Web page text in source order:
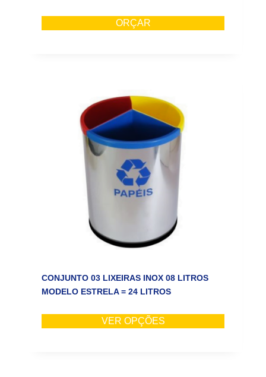
ORÇAR
CONJUNTO 03 LIXEIRAS INOX 08 LITROS
MODELO ESTRELA = 24 LITROS
VER OPÇÕES